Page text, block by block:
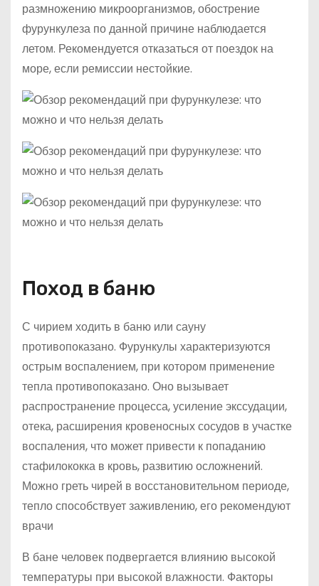
размножению микроорганизмов, обострение
фурункулеза по данной причине наблюдается
летом. Рекомендуется отказаться от поездок на
море, если ремиссии нестойкие.
Поход в баню
С чирием ходить в баню или сауну
противопоказано. Фурункулы характеризуются
острым воспалением, при котором применение
тепла противопоказано. Оно вызывает
распространение процесса, усиление экссудации,
отека, расширения кровеносных сосудов в участке
воспаления, что может привести к попаданию
стафилококка в кровь, развитию осложнений.
Можно греть чирей в восстановительном периоде,
тепло способствует заживлению, его рекомендуют
врачи
В бане человек подвергается влиянию высокой
температуры при высокой влажности. Факторы